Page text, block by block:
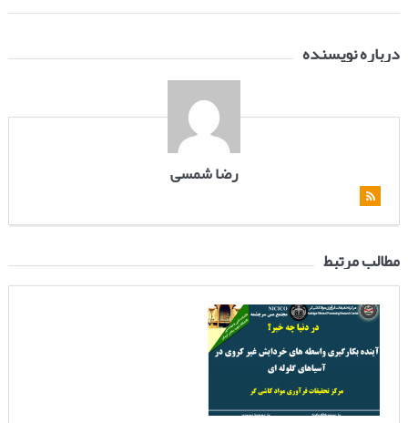
درباره نویسنده
رضا شمسی
مطالب مرتبط